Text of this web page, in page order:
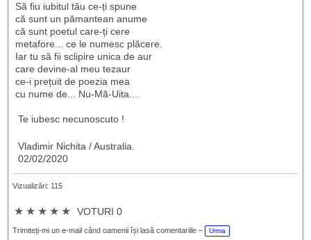
Să fiu iubitul tău ce-ți spune
că sunt un pămantean anume
că sunt poetul care-ți cere
metafore... ce le numesc plăcere.
Iar tu să fii sclipire unica de aur
care devine-al meu tezaur
ce-i prețuit de poezia mea
cu nume de... Nu-Mă-Uita....
Te iubesc necunoscuto !
Vladimir Nichita / Australia.
02/02/2020
Vizualizări: 115
★ ★ ★ ★ ★ VOTURI 0
Trimiteți-mi un e-mail când oamenii își lasă comentariile – Urma